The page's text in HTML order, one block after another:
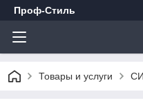
Проф-Стиль
Товары и услуги